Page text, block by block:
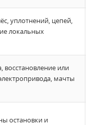
уплотнений, цепей,
локальных
восстановление или
мачты
остановки и